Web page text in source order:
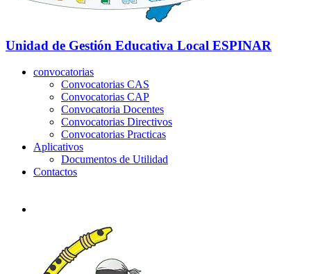
Unidad de Gestión Educativa Local ESPINAR
convocatorias
Convocatorias CAS
Convocatorias CAP
Convocatoria Docentes
Convocatorias Directivos
Convocatorias Practicas
Aplicativos
Documentos de Utilidad
Contactos